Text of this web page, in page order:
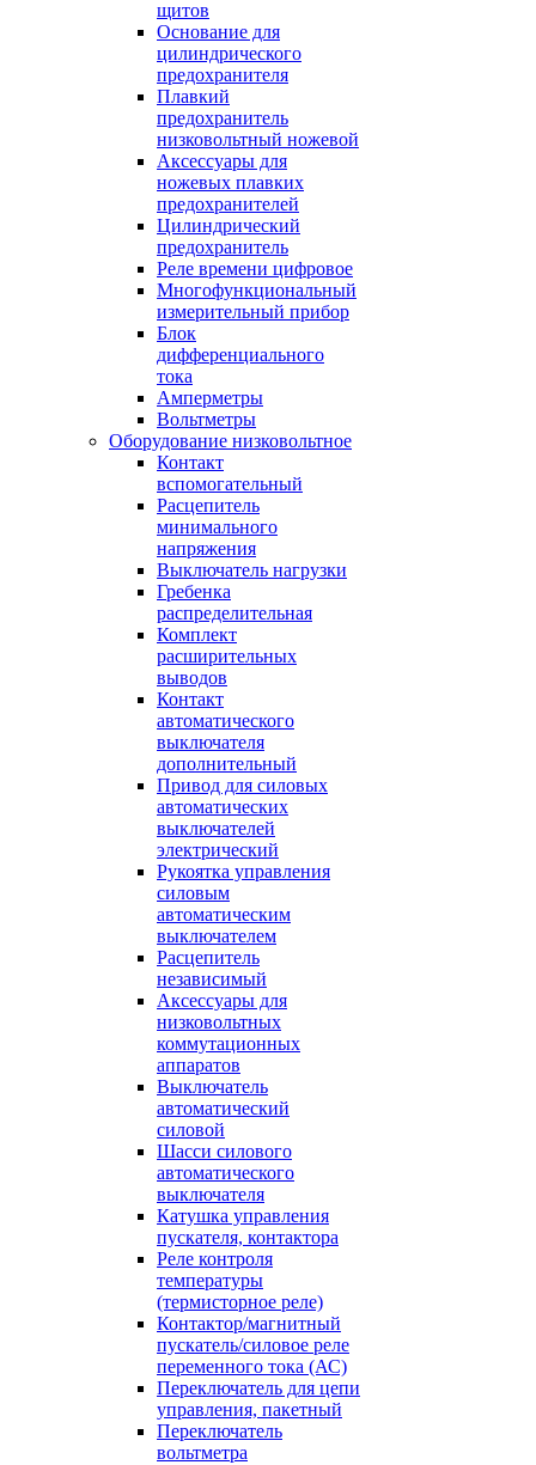
щитов
Основание для
цилиндрического
предохранителя
Плавкий
предохранитель
низковольтный ножевой
Аксессуары для
ножевых плавких
предохранителей
Цилиндрический
предохранитель
Реле времени цифровое
Многофункциональный
измерительный прибор
Блок
дифференциального
тока
Амперметры
Вольтметры
Оборудование низковольтное
Контакт
вспомогательный
Расцепитель
минимального
напряжения
Выключатель нагрузки
Гребенка
распределительная
Комплект
расширительных
выводов
Контакт
автоматического
выключателя
дополнительный
Привод для силовых
автоматических
выключателей
электрический
Рукоятка управления
силовым
автоматическим
выключателем
Расцепитель
независимый
Аксессуары для
низковольтных
коммутационных
аппаратов
Выключатель
автоматический
силовой
Шасси силового
автоматического
выключателя
Катушка управления
пускателя, контактора
Реле контроля
температуры
(термисторное реле)
Контактор/магнитный
пускатель/силовое реле
переменного тока (АС)
Переключатель для цепи
управления, пакетный
Переключатель
вольтметра